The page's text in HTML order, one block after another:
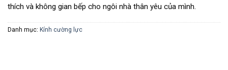
thích và không gian bếp cho ngôi nhà thân yêu của mình.
Danh mục: Kính cường lực